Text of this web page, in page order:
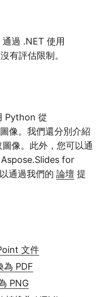
通過 .NET 使用
有評估限制。
Python 從
像。我們還分別介紹
像。此外，您可以通
for
通過我們的 論壇 提
文件
為 PDF
PNG